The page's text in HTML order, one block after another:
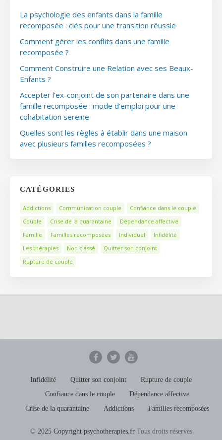
La psychologie des enfants dans la famille
recomposée : clés pour une transition réussie
Comment gérer les conflits dans une famille
recomposée ?
Comment Construire une Relation avec ses Beaux-
Enfants ?
Accepter l’ex-conjoint de son partenaire dans une
famille recomposée : mode d’emploi pour une
cohabitation sereine
Quelles sont les règles à établir dans une maison
avec plusieurs familles recomposées ?
CATÉGORIES
Addictions Communication couple
Confiance dans le couple
Couple
Crise de la quarantaine
Dépendance affective
Famille
Familles recomposées Individuel
Infidélité
Les thérapies
Non classé
Quitter son conjoint
Rupture de couple
Infidélité Quitter son conjoint
Rupture de couple
Confiance dans le couple
Dépendance affective
Crise de la quarantaine
Addictions Familles recomposées
© 2025 Copyright psychotherapies.frTous droits réservés